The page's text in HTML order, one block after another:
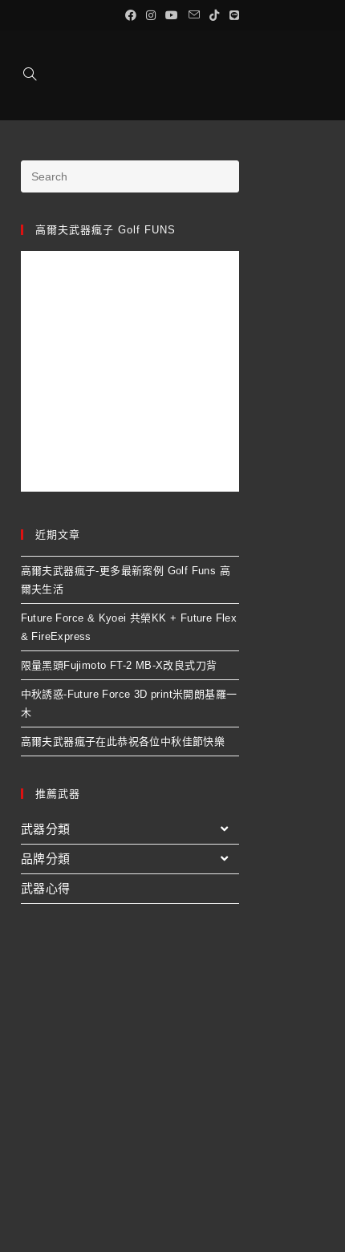
高爾夫武器瘋子 Golf FUNS
近期文章
高爾夫武器瘋子-更多最新案例 Golf Funs 高
爾夫生活
Future Force & Kyoei 共榮KK + Future Flex
& FireExpress
限量黑頭Fujimoto FT-2 MB-X改良式刀背
中秋誘惑-Future Force 3D print米開朗基羅一
木
高爾夫武器瘋子在此恭祝各位中秋佳節快樂
推薦武器
武器分類
品牌分類
武器心得